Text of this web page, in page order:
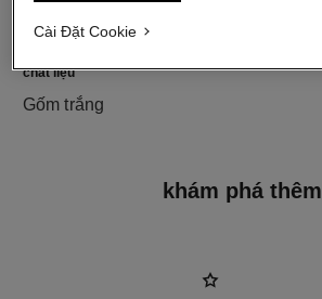
chất liệu
Gốm trắng
khám phá thêm
Cài Đặt Cookie